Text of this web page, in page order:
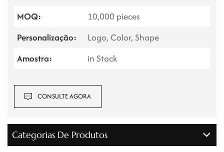
MOQ:
10,000 pieces
Personalização:
Logo, Color, Shape
Amostra:
in Stock
CONSULTE AGORA
Categorias De Produtos